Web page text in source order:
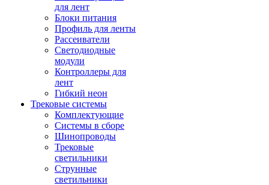
для лент
Блоки питания
Профиль для ленты
Рассеиватели
Светодиодные
модули
Контроллеры для
лент
Гибкий неон
Трековые системы
Комплектующие
Системы в сборе
Шинопроводы
Трековые
светильники
Струнные
светильники